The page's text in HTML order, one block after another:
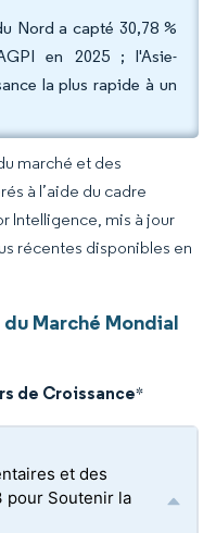
Nord a capté 30,78 %
en 2025 ; l'Asie-
la plus rapide à un
marché et des
à l’aide du cadre
Intelligence, mis à jour
récentes disponibles en
Marché Mondial
de Croissance*
et des
pour Soutenir la